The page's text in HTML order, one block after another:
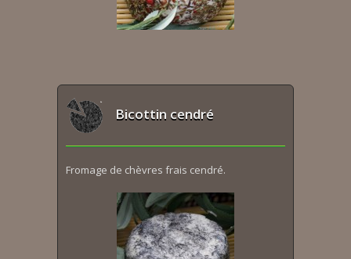
Bicottin cendré
Fromage de chèvres frais cendré.